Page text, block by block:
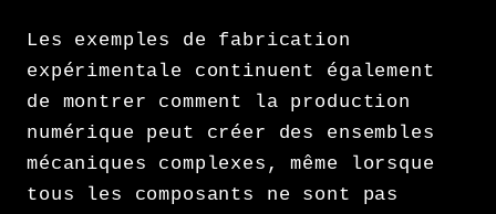
Les exemples de fabrication
expérimentale continuent également
de montrer comment la production
numérique peut créer des ensembles
mécaniques complexes, même lorsque
tous les composants ne sont pas